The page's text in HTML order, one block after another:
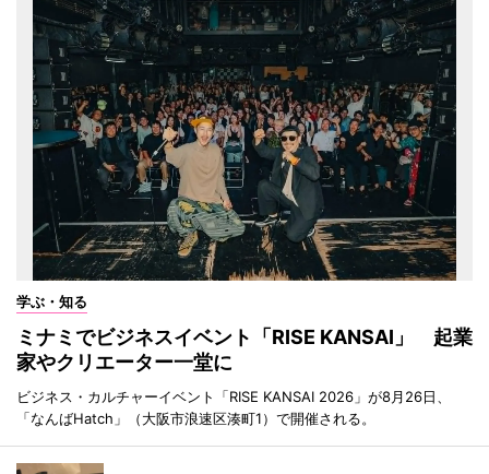
学ぶ・知る
ミナミでビジネスイベント「RISE KANSAI」 起業
家やクリエーター一堂に
ビジネス・カルチャーイベント「RISE KANSAI 2026」が8月26日、
「なんばHatch」（大阪市浪速区湊町1）で開催される。